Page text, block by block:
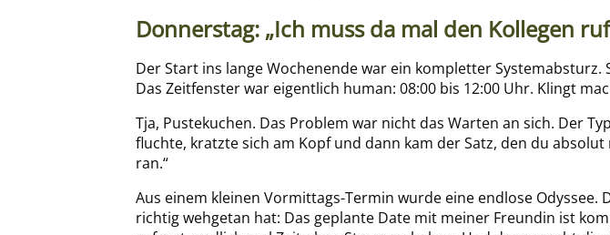
Donnerstag: „Ich muss da mal den Kollegen
Der Start ins lange Wochenende war ein kompletter
Das Zeitfenster war eigentlich human: 08:00 bis 12:00 Uhr. Klingt
Tja, Pustekuchen. Das Problem war nicht das Warten an sich. Der
fluchte, kratzte sich am Kopf und dann kam der Satz, den du
ran.“
Aus einem kleinen Vormittags-Termin wurde eine endlose
richtig wehgetan hat: Das geplante Date mit meiner Freundin ist